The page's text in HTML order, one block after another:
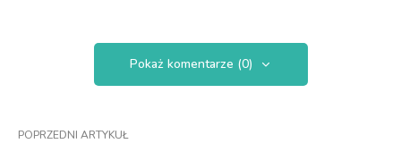
Pokaż komentarze (0)
POPRZEDNI ARTYKUŁ